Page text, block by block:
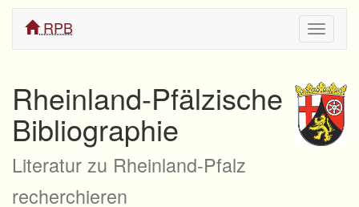
ein/
RPB
Rheinland-Pfälzische
Bibliographie
Literatur zu Rheinland-Pfalz
recherchieren